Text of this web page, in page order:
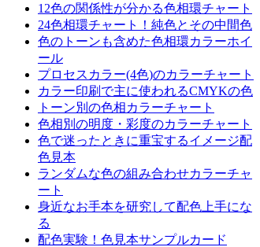
12色の関係性が分かる色相環チャート
24色相環チャート！純色とその中間色
色のトーンも含めた色相環カラーホイ
ール
プロセスカラー(4色)のカラーチャート
カラー印刷で主に使われるCMYKの色
トーン別の色相カラーチャート
色相別の明度・彩度のカラーチャート
色で迷ったときに重宝するイメージ配
色見本
ランダムな色の組み合わせカラーチャ
ート
身近なお手本を研究して配色上手にな
る
配色実験！色見本サンプルカード